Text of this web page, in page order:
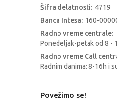
Šifra delatnosti: 4719
Banca Intesa: 160-
Radno vreme centrale:
Ponedeljak-petak od 8 -
Radno vreme Call
Radnim danima: 8-16h i
Povežimo se!